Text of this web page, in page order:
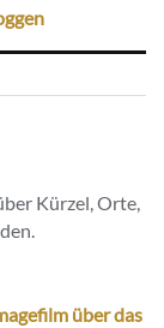
Kürzel, Orte,
über das